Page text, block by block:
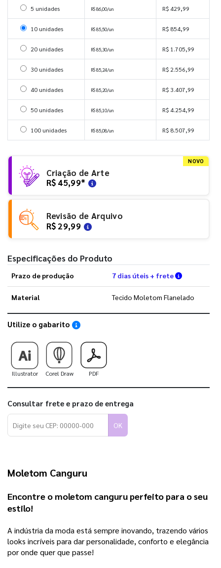
Selecionar 5 unidades
5 unidades R$ 86,00/un R$ 429,99
Selecionar 10 unidades
10 unidades R$ 85,50/un R$ 854,99
Selecionar 20 unidades
20 unidades R$ 85,30/un R$ 1.705,99
Selecionar 30 unidades
30 unidades R$ 85,24/un R$ 2.556,99
Selecionar 40 unidades
40 unidades R$ 85,20/un R$ 3.407,99
Selecionar 50 unidades
50 unidades R$ 85,10/un R$ 4.254,99
Selecionar 100 unidades
100 unidades R$ 85,08/un R$ 8.507,99
NOVO
Criação de Arte
R$ 45,99*
Revisão de Arquivo
R$ 29,99
Especificações do Produto
Prazo de produção 7 dias úteis + frete Verifique
Material Tecido Moletom Flanelado
Utilize o gabarito Saiba como utilizar os nossos gabaritos
Illustrator Corel Draw PDF
Consultar frete e prazo de entrega
OK
Moletom Canguru
Encontre o moletom canguru perfeito para o seu
estilo!
A indústria da moda está sempre inovando, trazendo vários
looks incríveis para dar personalidade, conforto e elegância
por onde quer que passe!